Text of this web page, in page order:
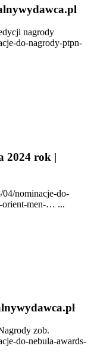
nagrody
do-nagrody-ptpn-
2024 rok |
nominacje-do-
orient-men-… ...
zob.
do-nebula-awards-